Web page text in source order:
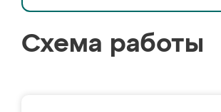
Схема работы